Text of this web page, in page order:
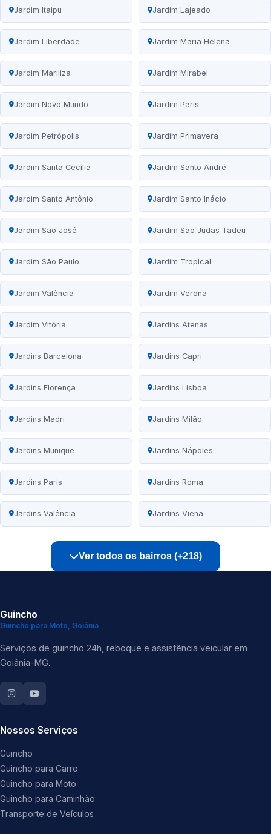
Jardim Itaipu Jardim Lajeado
Jardim Liberdade Jardim Maria Helena
Jardim Mariliza Jardim Mirabel
Jardim Novo Mundo Jardim Paris
Jardim Petrópolis Jardim Primavera
Jardim Santa Cecília Jardim Santo André
Jardim Santo Antônio Jardim Santo Inácio
Jardim São José Jardim São Judas Tadeu
Jardim São Paulo Jardim Tropical
Jardim Valência Jardim Verona
Jardim Vitória Jardins Atenas
Jardins Barcelona Jardins Capri
Jardins Florença Jardins Lisboa
Jardins Madri Jardins Milão
Jardins Munique Jardins Nápoles
Jardins Paris Jardins Roma
Jardins Valência Jardins Viena
Ver todos os bairros (+218)
Guincho
Guincho para Moto, Goiânia
Serviços de guincho 24h, reboque e assistência veicular em
Goiânia-MG.
Nossos Serviços
Guincho
Guincho para Carro
Guincho para Moto
Guincho para Caminhão
Transporte de Veículos